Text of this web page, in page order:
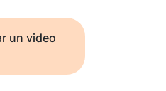
un video